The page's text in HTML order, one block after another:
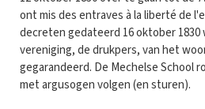
ont mis des entraves à la liberté de
decreten gedateerd 16 oktober 1830
vereniging, de drukpers, van het
gegarandeerd. De Mechelse School
met argusogen volgen (en sturen).